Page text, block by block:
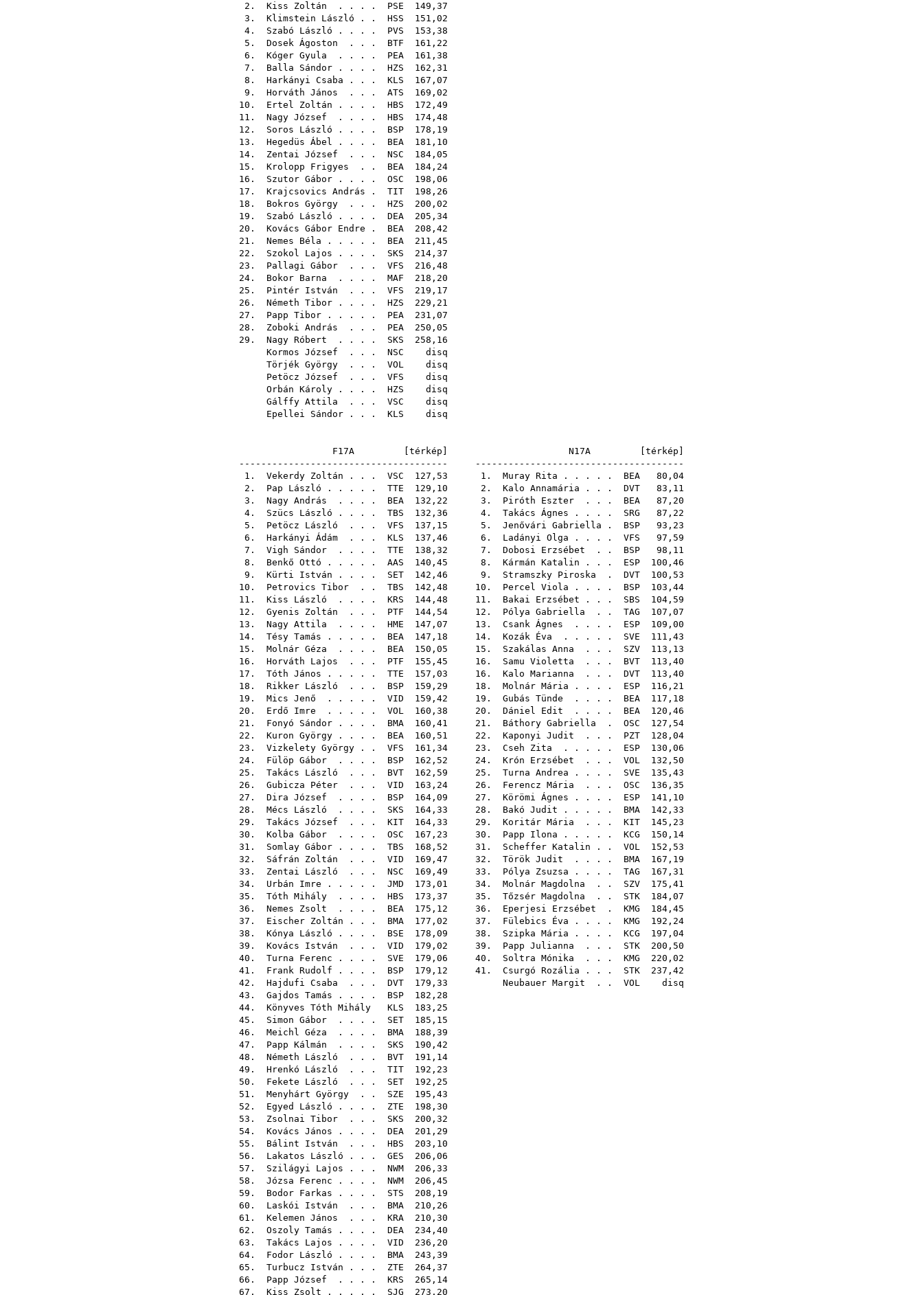
2. Kiss Zoltán . . . . PSE 149,37
3. Klimstein László . . HSS 151,02
4. Szabó László . . . . PVS 153,38
5. Dosek Ágoston . . . BTF 161,22
6. Kóger Gyula . . . . PEA 161,38
7. Balla Sándor . . . . HZS 162,31
8. Harkányi Csaba . . . KLS 167,07
9. Horváth János . . . ATS 169,02
10. Ertel Zoltán . . . . HBS 172,49
11. Nagy József . . . . HBS 174,48
12. Soros László . . . . BSP 178,19
13. Hegedüs Ábel . . . . BEA 181,10
14. Zentai József . . . NSC 184,05
15. Krolopp Frigyes . . BEA 184,24
16. Szutor Gábor . . . . OSC 198,06
17. Krajcsovics András . TIT 198,26
18. Bokros György . . . HZS 200,02
19. Szabó László . . . . DEA 205,34
20. Kovács Gábor Endre . BEA 208,42
21. Nemes Béla . . . . . BEA 211,45
22. Szokol Lajos . . . . SKS 214,37
23. Pallagi Gábor . . . VFS 216,48
24. Bokor Barna . . . . MAF 218,20
25. Pintér István . . . VFS 219,17
26. Németh Tibor . . . . HZS 229,21
27. Papp Tibor . . . . . PEA 231,07
28. Zoboki András . . . PEA 250,05
29. Nagy Róbert . . . . SKS 258,16
Kormos József . . . NSC disq
Törjék György . . . VOL disq
Petöcz József . . . VFS disq
Orbán Károly . . . . HZS disq
Gálffy Attila . . . VSC disq
Epellei Sándor . . . KLS disq
F17A [ térkép N17A [ térkép
-------------------------------------- --------------------------------------
1. Vekerdy Zoltán . . . VSC 127,53 1. Muray Rita . . . . . BEA 80,04
2. Pap László . . . . . TTE 129,10 2. Kalo Annamária . . . DVT 83,11
3. Nagy András . . . . BEA 132,22 3. Piróth Eszter . . . BEA 87,20
4. Szücs László . . . . TBS 132,36 4. Takács Ágnes . . . . SRG 87,22
5. Petöcz László . . . VFS 137,15 5. Jenővári Gabriella . BSP 93,23
6. Harkányi Ádám . . . KLS 137,46 6. Ladányi Olga . . . . VFS 97,59
7. Vigh Sándor . . . . TTE 138,32 7. Dobosi Erzsébet . . BSP 98,11
8. Benkő Ottó . . . . . AAS 140,45 8. Kármán Katalin . . . ESP 100,46
9. Kürti István . . . . SET 142,46 9. Stramszky Piroska . DVT 100,53
10. Petrovics Tibor . . TBS 142,48 10. Percel Viola . . . . BSP 103,44
11. Kiss László . . . . KRS 144,48 11. Bakai Erzsébet . . . SBS 104,59
12. Gyenis Zoltán . . . PTF 144,54 12. Pólya Gabriella . . TAG 107,07
13. Nagy Attila . . . . HME 147,07 13. Csank Ágnes . . . . ESP 109,00
14. Tésy Tamás . . . . . BEA 147,18 14. Kozák Éva . . . . . SVE 111,43
15. Molnár Géza . . . . BEA 150,05 15. Szakálas Anna . . . SZV 113,13
16. Horváth Lajos . . . PTF 155,45 16. Samu Violetta . . . BVT 113,40
17. Tóth János . . . . . TTE 157,03 16. Kalo Marianna . . . DVT 113,40
18. Rikker László . . . BSP 159,29 18. Molnár Mária . . . . ESP 116,21
19. Mics Jenő . . . . . VID 159,42 19. Gubás Tünde . . . . BEA 117,18
20. Erdő Imre . . . . . VOL 160,38 20. Dániel Edit . . . . BEA 120,46
21. Fonyó Sándor . . . . BMA 160,41 21. Báthory Gabriella . OSC 127,54
22. Kuron György . . . . BEA 160,51 22. Kaponyi Judit . . . PZT 128,04
23. Vizkelety György . . VFS 161,34 23. Cseh Zita . . . . . ESP 130,06
24. Fülöp Gábor . . . . BSP 162,52 24. Krón Erzsébet . . . VOL 132,50
25. Takács László . . . BVT 162,59 25. Turna Andrea . . . . SVE 135,43
26. Gubicza Péter . . . VID 163,24 26. Ferencz Mária . . . OSC 136,35
27. Dira József . . . . BSP 164,09 27. Körömi Ágnes . . . . ESP 141,10
28. Mécs László . . . . SKS 164,33 28. Bakó Judit . . . . . BMA 142,33
29. Takács József . . . KIT 164,33 29. Koritár Mária . . . KIT 145,23
30. Kolba Gábor . . . . OSC 167,23 30. Papp Ilona . . . . . KCG 150,14
31. Somlay Gábor . . . . TBS 168,52 31. Scheffer Katalin . . VOL 152,53
32. Sáfrán Zoltán . . . VID 169,47 32. Török Judit . . . . BMA 167,19
33. Zentai László . . . NSC 169,49 33. Pólya Zsuzsa . . . . TAG 167,31
34. Urbán Imre . . . . . JMD 173,01 34. Molnár Magdolna . . SZV 175,41
35. Tóth Mihály . . . . HBS 173,37 35. Tőzsér Magdolna . . STK 184,07
36. Nemes Zsolt . . . . BEA 175,12 36. Eperjesi Erzsébet . KMG 184,45
37. Eischer Zoltán . . . BMA 177,02 37. Fülebics Éva . . . . KMG 192,24
38. Kónya László . . . . BSE 178,09 38. Szipka Mária . . . . KCG 197,04
39. Kovács István . . . VID 179,02 39. Papp Julianna . . . STK 200,50
40. Turna Ferenc . . . . SVE 179,06 40. Soltra Mónika . . . KMG 220,02
41. Frank Rudolf . . . . BSP 179,12 41. Csurgó Rozália . . . STK 237,42
42. Hajdufi Csaba . . . DVT 179,33 Neubauer Margit . . VOL disq
43. Gajdos Tamás . . . . BSP 182,28
44. Könyves Tóth Mihály KLS 183,25
45. Simon Gábor . . . . SET 185,15
46. Meichl Géza . . . . BMA 188,39
47. Papp Kálmán . . . . SKS 190,42
48. Németh László . . . BVT 191,14
49. Hrenkó László . . . TIT 192,23
50. Fekete László . . . SET 192,25
51. Menyhárt György . . SZE 195,43
52. Egyed László . . . . ZTE 198,30
53. Zsolnai Tibor . . . SKS 200,32
54. Kovács János . . . . DEA 201,29
55. Bálint István . . . HBS 203,10
56. Lakatos László . . . GES 206,06
57. Szilágyi Lajos . . . NWM 206,33
58. Józsa Ferenc . . . . NWM 206,45
59. Bodor Farkas . . . . STS 208,19
60. Laskói István . . . BMA 210,26
61. Kelemen János . . . KRA 210,30
62. Oszoly Tamás . . . . DEA 234,40
63. Takács Lajos . . . . VID 236,20
64. Fodor László . . . . BMA 243,39
65. Turbucz István . . . ZTE 264,37
66. Papp József . . . . KRS 265,14
67. Kiss Zsolt . . . . . SJG 273,20